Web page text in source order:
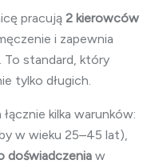
pracują 2 kierowców
i zapewnia
To standard, który
tylko długich.
kilka warunków:
w wieku 25–45 lat),
doświadczenia w